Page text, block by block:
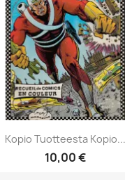
Pikakatselu
Kopio Tuotteesta Kopio...
10,00 €